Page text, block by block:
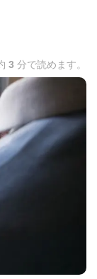
3 分で読めます。